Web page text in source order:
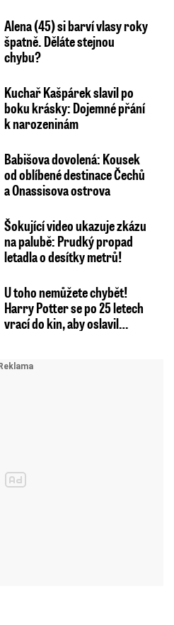
Alena (45) si barví vlasy roky
špatně. Děláte stejnou
chybu?
Kuchař Kašpárek slavil po
boku krásky: Dojemné přání
k narozeninám
Babišova dovolená: Kousek
od oblíbené destinace Čechů
a Onassisova ostrova
Šokující video ukazuje zkázu
na palubě: Prudký propad
letadla o desítky metrů!
U toho nemůžete chybět!
Harry Potter se po 25 letech
vrací do kin, aby oslavil…